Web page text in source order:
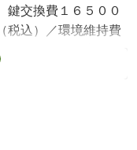
鍵交換費１６５００
税込）／環境維持費
円／２年（税込）／
円（契約内容により
コニー／エアコン
内洗濯置／シュー